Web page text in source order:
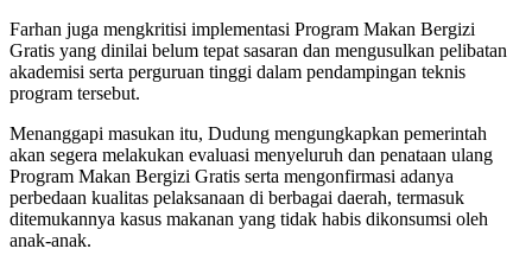
Farhan juga mengkritisi implementasi Program Makan Bergizi
Gratis yang dinilai belum tepat sasaran dan mengusulkan pelibatan
akademisi serta perguruan tinggi dalam pendampingan teknis
program tersebut.
Menanggapi masukan itu, Dudung mengungkapkan pemerintah
akan segera melakukan evaluasi menyeluruh dan penataan ulang
Program Makan Bergizi Gratis serta mengonfirmasi adanya
perbedaan kualitas pelaksanaan di berbagai daerah, termasuk
ditemukannya kasus makanan yang tidak habis dikonsumsi oleh
anak-anak.